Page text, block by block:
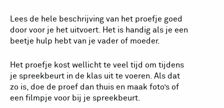
Lees de hele beschrijving van het proefje goed
door voor je het uitvoert. Het is handig als je een
beetje hulp hebt van je vader of moeder.
Het proefje kost wellicht te veel tijd om tijdens
je spreekbeurt in de klas uit te voeren. Als dat
zo is, doe de proef dan thuis en maak foto’s of
een filmpje voor bij je spreekbeurt.